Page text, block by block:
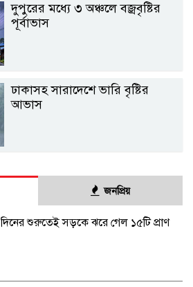
দুপুরের মধ্যে ৩ অঞ্চলে বজ্রবৃষ্টির
পূর্বাভাস
ঢাকাসহ সারাদেশে ভারি বৃষ্টির
আভাস
জনপ্রিয়
দিনের শুরুতেই সড়কে ঝরে গেল ১৫টি প্রাণ